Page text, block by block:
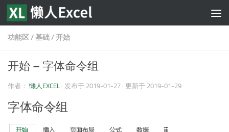
跳至内容
功能区/基础/开始
开始 – 字体命令组
作者： 懒人EXCEL · 发布于 2019-01-27 · 更新于 2019-01-29
字体命令组